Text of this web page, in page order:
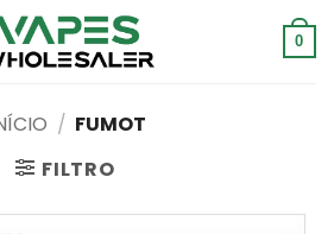
0
/ FUMOT
FILTRO